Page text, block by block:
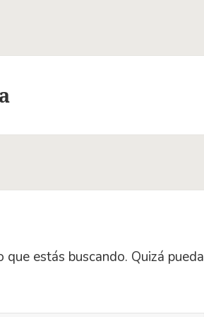
estás buscando. Quizá pueda